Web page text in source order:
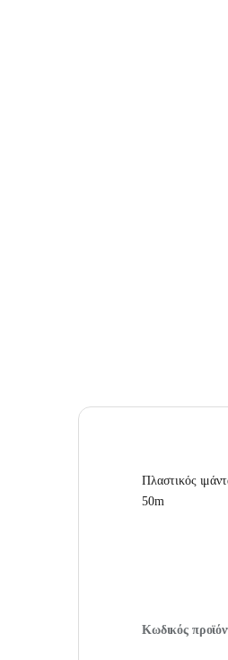
Πλαστικός
50m
Κωδικός